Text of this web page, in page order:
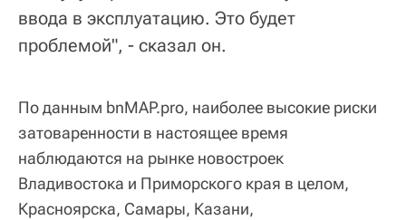
ввода в эксплуатацию. Это будет
проблемой", - сказал он.
По данным bnMAP.pro, наиболее высокие риски
затоваренности в настоящее время
наблюдаются на рынке новостроек
Владивостока и Приморского края в целом,
Красноярска, Самары, Казани,